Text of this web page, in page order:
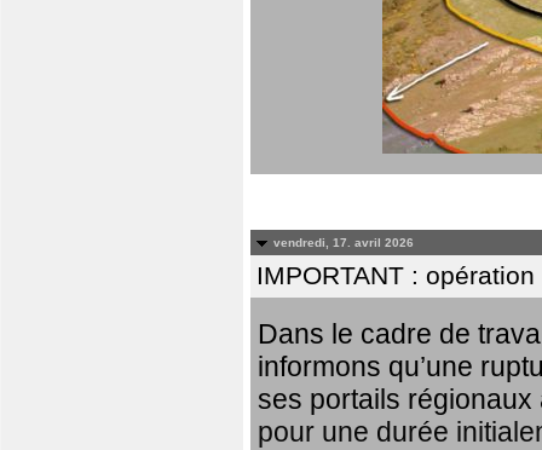
vendredi, 17. avril 2026
IMPORTANT :
Dans le cadre de
informons qu’une
ses portails régionaux
pour une durée